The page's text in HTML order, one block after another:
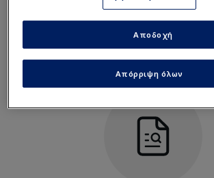
Javier Augustine Gayoso
Josef Baccay
Απόρριψη όλων
Αποδοχή